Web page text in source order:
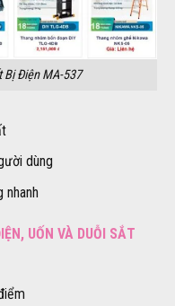
Bị Điện MA-537
dùng
nhanh
UỐN VÀ DUỖI SẮT